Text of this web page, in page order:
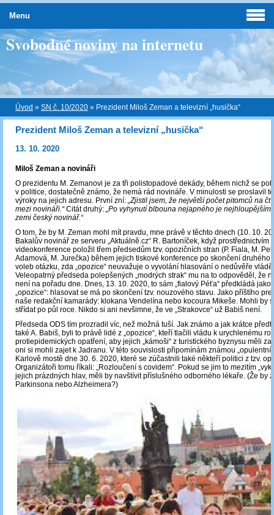
Svobodné noviny na internetu
Úvod » SN č. 10/2020 » Prezident Miloš Zeman a televizní „husička“
Prezident Miloš Zeman a televizní „husička“
13. 10. 2020
Miloš Zeman a novináři
O prezidentu M. Zemanovi je za tři polistopadové dekády, během nichž se
v politice, dostatečně známo, že nemá rád novináře. V minulosti se proslavil
výroky na jejich adresu. První zní: „Zjistil jsem, že největší počet pitomců na
mezi novináři.“Citát druhý: „Po vyhynutí blbouna nejapného je nejhloupějším
zemi český novinář.“
O tom, že by M. Zeman mohl mít pravdu, mne právě v těchto dnech (10. 10.
Bakalův novinář ze serveru „Aktuálně.cz“ R. Bartoníček, když prostřednictvím
videokonference položil třem předsedům tzv. opozičních stran (P. Fiala, M.
Adamová, M. Jurečka) během jejich tiskové konference po skončení druhého
voleb otázku, zda „opozice“ neuvažuje o vyvolání hlasování o nedůvěře vládě
Veleopatrný předseda polepšených „modrých strak“ mu na to odpověděl, že
není na pořadu dne. Dnes, 13. 10. 2020, to sám „fialový Péťa“ předkládá jako
„opozice“: hlasovat se má po skončení tzv. nouzového stavu. Jako příštího
naše redakční kamarády: klokana Vendelína nebo kocoura Mikeše. Mohli by
střídat po půl roce. Nikdo si ani nevšimne, že ve „Strakovce“ už Babiš není.
Předseda ODS tím prozradil víc, než možná tuší. Jak známo a jak krátce
také A. Babiš, byli to právě lidé z „opozice“, kteří tlačili vládu k urychlenému
protiepidemických opatření, aby jejich „kámoši“ z turistického byznysu měli
oni si mohli zajet k Jadranu. V této souvislosti připomínám známou „opulentní
Karlově mostě dne 30. 6. 2020, které se zúčastnili také někteří politici z tzv.
Organizátoři tomu říkali: „Rozloučení s covidem“. Pokud se jim to mezitím
jejich prázdných hlav, měli by navštívit příslušného odborného lékaře. (Že by
Parkinsona nebo Alzheimera?)
Menu